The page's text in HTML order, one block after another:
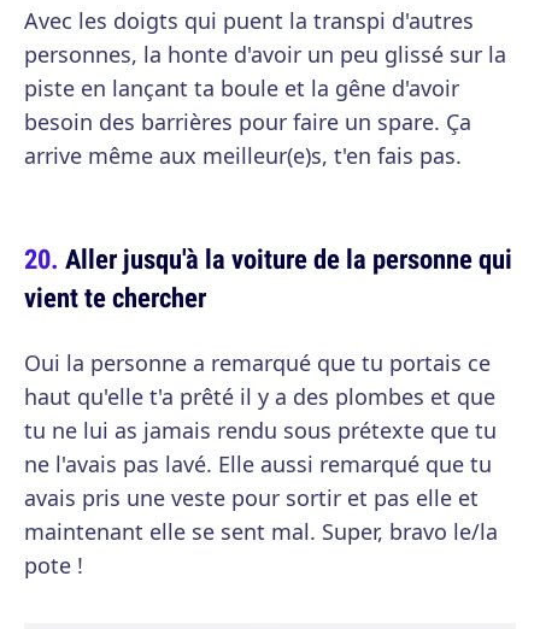
Avec les doigts qui puent la transpi d'autres
personnes, la honte d'avoir un peu glissé sur la
piste en lançant ta boule et la gêne d'avoir
besoin des barrières pour faire un spare. Ça
arrive même aux meilleur(e)s, t'en fais pas.
Aller jusqu'à la voiture de la personne qui
vient te chercher
Oui la personne a remarqué que tu portais ce
haut qu'elle t'a prêté il y a des plombes et que
tu ne lui as jamais rendu sous prétexte que tu
ne l'avais pas lavé. Elle aussi remarqué que tu
avais pris une veste pour sortir et pas elle et
maintenant elle se sent mal. Super, bravo le/la
pote !